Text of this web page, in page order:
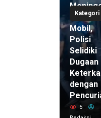
Kategori
di Dalam
Mobil,
Polisi
Selidiki
Dugaan
dengan
5